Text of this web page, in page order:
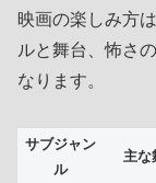
映画の楽しみ方
ルと舞台、怖さ
なります。
サブジャン
ル
主な